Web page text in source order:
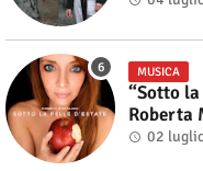
MUSICA
“Sotto
Roberta
02